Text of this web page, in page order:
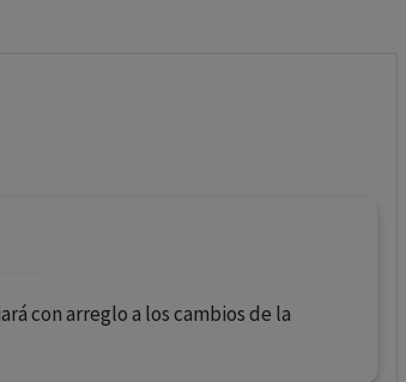
con arreglo a los cambios de la